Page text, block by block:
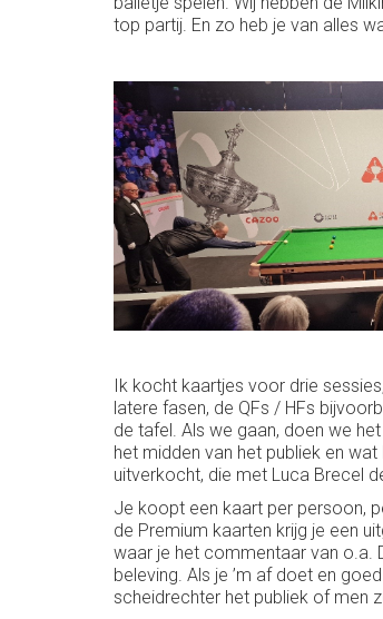
top partij. En zo heb je van alles
Ik kocht kaartjes voor drie
latere fasen, de QFs / HFs
de tafel. Als we gaan, doen we
het midden van het publiek en
uitverkocht, die met Luca Brecel
Je koopt een kaart per persoon,
de Premium kaarten krijg je een
waar je het commentaar van o.a.
beleving. Als je ’m af doet en
scheidrechter het publiek of men